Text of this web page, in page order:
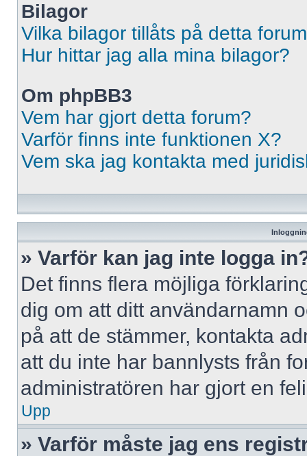
Bilagor
Vilka bilagor tillåts på detta
Hur hittar jag alla mina bilagor?
Om phpBB3
Vem har gjort detta forum?
Varför finns inte funktionen X?
Vem ska jag kontakta med
» Varför kan jag inte logga
Det finns flera möjliga
dig om att ditt användarnamn
på att de stämmer, kontakta
att du inte har bannlysts från
administratören har gjort en
Upp
» Varför måste jag ens